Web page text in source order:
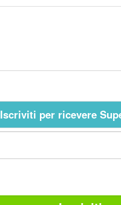
Iscriviti per ricevere